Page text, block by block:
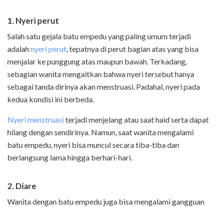
1. Nyeri perut
Salah satu gejala batu empedu yang paling umum terjadi
adalahnyeri perut, tepatnya di perut bagian atas yang bisa
menjalar ke punggung atas maupun bawah. Terkadang,
sebagian wanita mengaitkan bahwa nyeri tersebut hanya
sebagai tanda dirinya akan menstruasi. Padahal, nyeri pada
kedua kondisi ini berbeda.
Nyeri menstruasiterjadi menjelang atau saat haid serta dapat
hilang dengan sendirinya. Namun, saat wanita mengalami
batu empedu, nyeri bisa muncul secara tiba-tiba dan
berlangsung lama hingga berhari-hari.
2. Diare
Wanita dengan batu empedu juga bisa mengalami gangguan